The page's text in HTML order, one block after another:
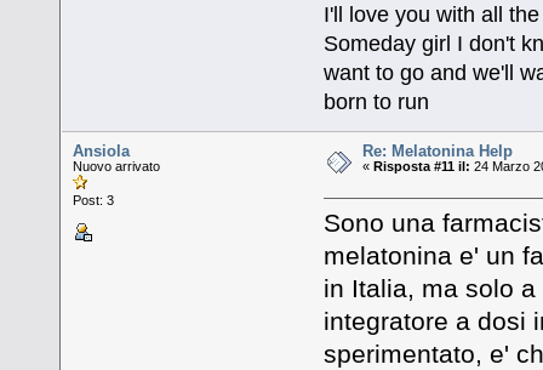
I'll love you with all
Someday girl I don't
want to go and we'll
born to run
Ansiola
Nuovo arrivato
Post: 3
Re: Melatonina Help
«Risposta #11 il: 24 Marzo
Sono una
melatonina e' un
in Italia, ma solo
integratore a dosi
sperimentato, e'